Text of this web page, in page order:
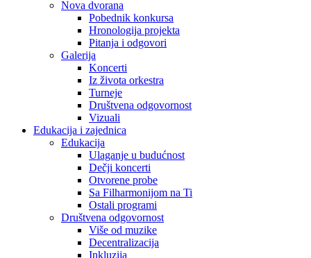
Nova dvorana
Pobednik konkursa
Hronologija projekta
Pitanja i odgovori
Galerija
Koncerti
Iz života orkestra
Turneje
Društvena odgovornost
Vizuali
Edukacija i zajednica
Edukacija
Ulaganje u budućnost
Dečji koncerti
Otvorene probe
Sa Filharmonijom na Ti
Ostali programi
Društvena odgovornost
Više od muzike
Decentralizacija
Inkluzija